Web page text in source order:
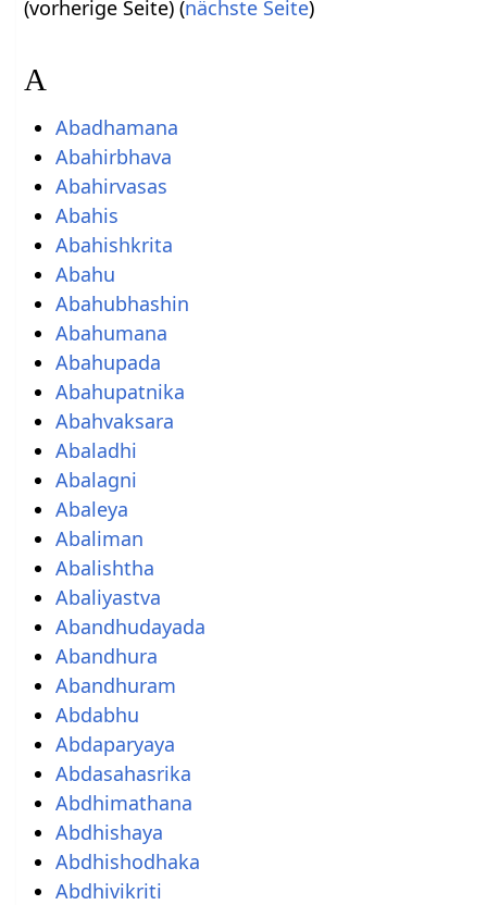
(vorherige Seite) (nächste Seite)
A
Abadhamana
Abahirbhava
Abahirvasas
Abahis
Abahishkrita
Abahu
Abahubhashin
Abahumana
Abahupada
Abahupatnika
Abahvaksara
Abaladhi
Abalagni
Abaleya
Abaliman
Abalishtha
Abaliyastva
Abandhudayada
Abandhura
Abandhuram
Abdabhu
Abdaparyaya
Abdasahasrika
Abdhimathana
Abdhishaya
Abdhishodhaka
Abdhivikriti